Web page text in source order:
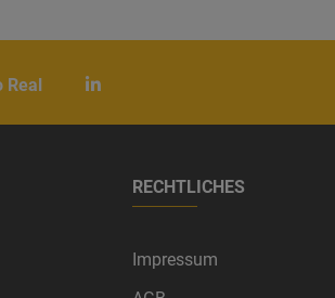
Real
RECHTLICHES
Impressum